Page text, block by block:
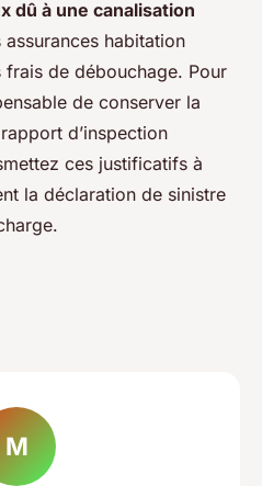
dû à une canalisation
habitation
de débouchage. Pour
de conserver la
d’inspection
ces justificatifs à
la déclaration de sinistre
M